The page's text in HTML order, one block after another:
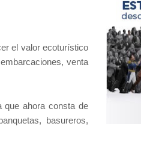
el valor ecoturístico
venta
que ahora consta de
basureros,